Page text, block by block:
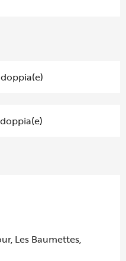
Les Baumettes,